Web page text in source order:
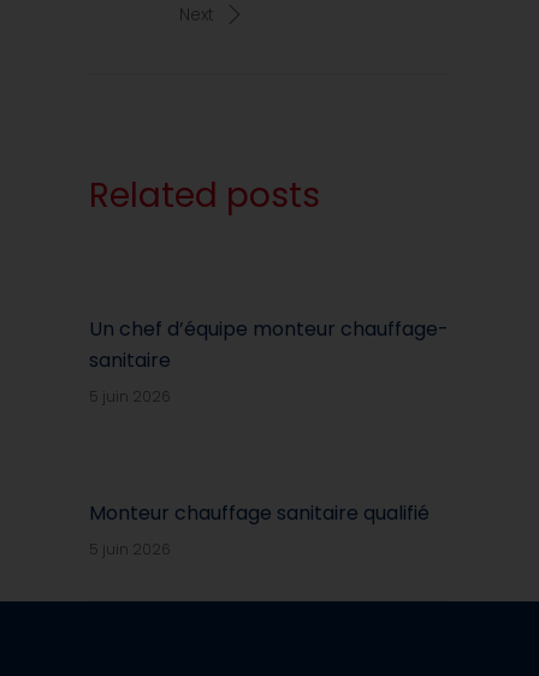
Next
Related posts
Un chef d’équipe monteur chauffage-
sanitaire
5 juin 2026
Monteur chauffage sanitaire qualifié
5 juin 2026